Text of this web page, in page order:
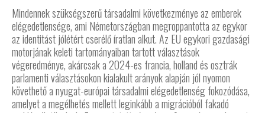
Mindennek szükségszerű társadalmi következménye az emberek
elégedetlensége, ami Németországban megroppantotta az egykor
az identitást jólétért cserélő íratlan alkut. Az EU egykori gazdasági
motorjának keleti tartományaiban tartott választások
végeredménye, akárcsak a 2024-es francia, holland és osztrák
parlamenti választásokon kialakult arányok alapján jól nyomon
követhető a nyugat-európai társadalmi elégedetlenség fokozódása,
amelyet a megélhetés mellett leginkább a migrációból fakadó